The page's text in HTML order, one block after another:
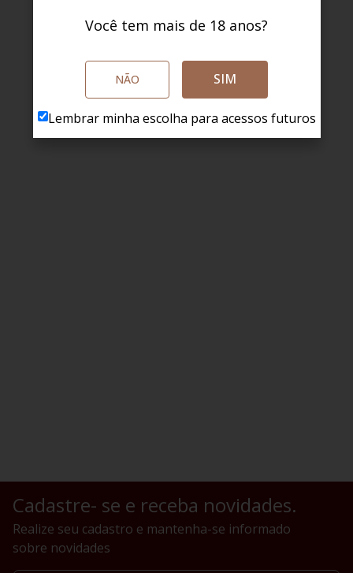
Cadastre- se e receba novidades.
Realize seu cadastro e mantenha-se informado
sobre novidades
Você tem mais de 18 anos?
NÃO SIM
Lembrar minha escolha para acessos futuros